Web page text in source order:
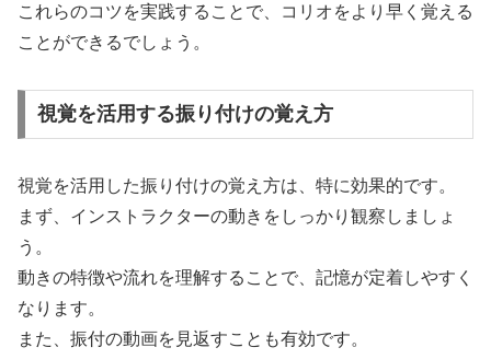
これらのコツを実践することで、コリオをより早く覚える
ことができるでしょう。
視覚を活用する振り付けの覚え方
視覚を活用した振り付けの覚え方は、特に効果的です。
まず、インストラクターの動きをしっかり観察しましょ
う。
動きの特徴や流れを理解することで、記憶が定着しやすく
なります。
また、振付の動画を見返すことも有効です。